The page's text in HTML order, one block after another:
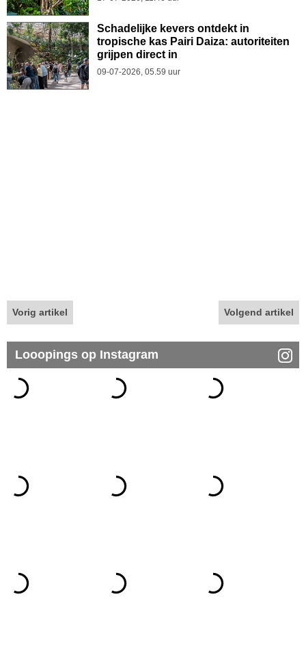
Schadelijke kevers ontdekt in
tropische kas Pairi Daiza: autoriteiten
grijpen direct in
09-07-2026, 05.59 uur
Vorig artikel Volgend artikel
Looopings op Instagram